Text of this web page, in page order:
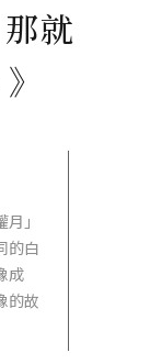
就
」
的白
成
的故